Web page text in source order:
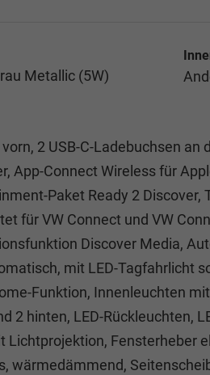
Metallic (5W)
2 USB-C-Ladebuchsen
App-Connect Wireless für
Paket Ready 2
für VW Connect und VW
Discover Media,
mit LED-Tagfahrlicht
Funktion, Innenleuchten
2 hinten, LED-Rückleuchten,
Lichtprojektion, Fensterheber
wärmedämmend,